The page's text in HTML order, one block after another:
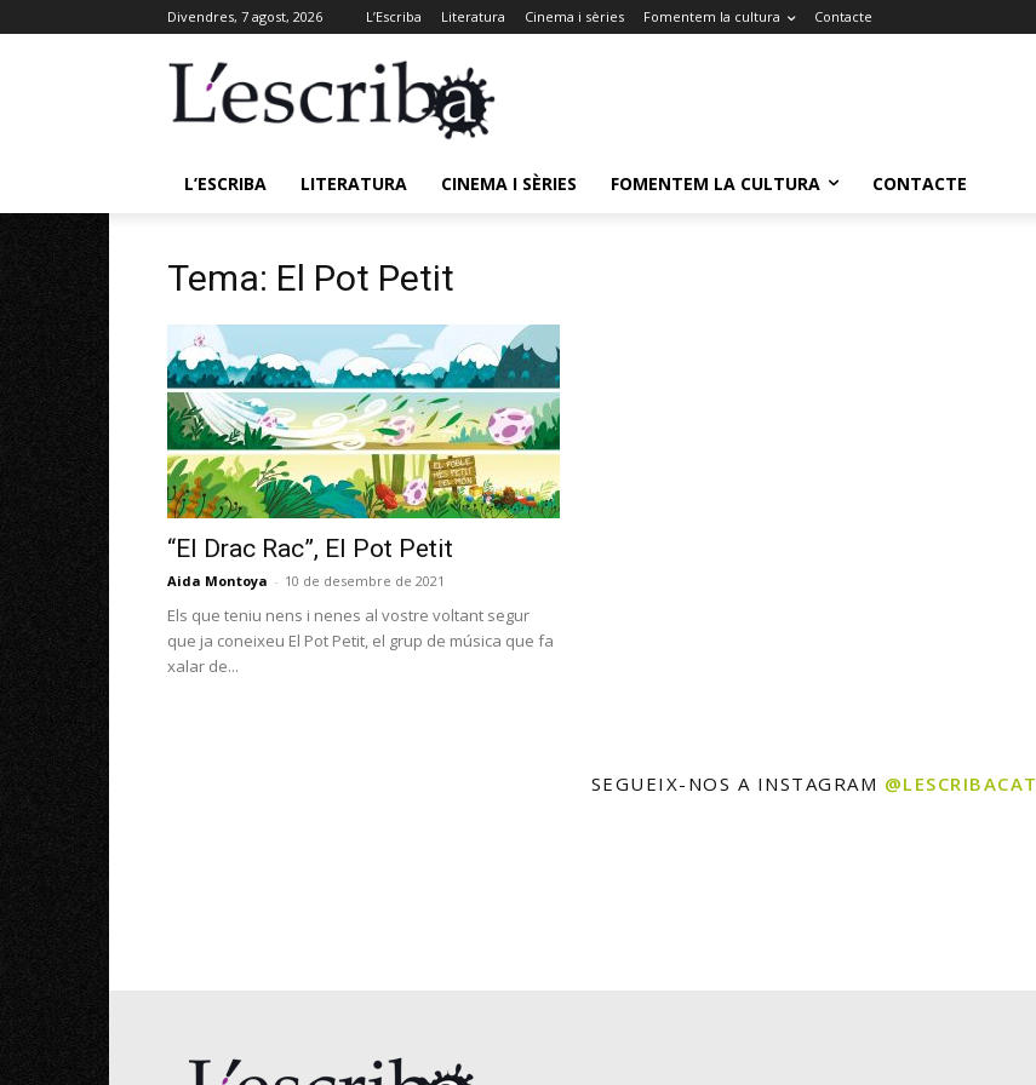
Divendres, 7 agost, 2026 L’Escriba Literatura Cinema i sèries Fomentem la cultura Contacte
L’ESCRIBA LITERATURA CINEMA I SÈRIES FOMENTEM LA CULTURA CONTACTE
Tema: El Pot Petit
“El Drac Rac”, El Pot Petit
Aida Montoya - 10 de desembre de 2021
Els que teniu nens i nenes al vostre voltant segur
que ja coneixeu El Pot Petit, el grup de música que fa
xalar de...
SEGUEIX-NOS A INSTAGRAM @LESCRIBACAT